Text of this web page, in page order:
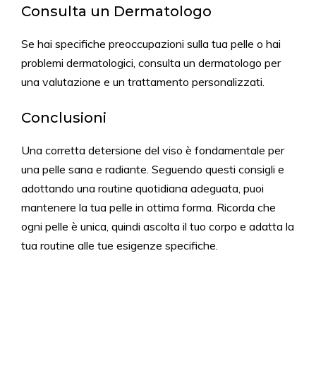
Consulta un Dermatologo
Se hai specifiche preoccupazioni sulla tua pelle o hai
problemi dermatologici, consulta un dermatologo per
una valutazione e un trattamento personalizzati.
Conclusioni
Una corretta detersione del viso è fondamentale per
una pelle sana e radiante. Seguendo questi consigli e
adottando una routine quotidiana adeguata, puoi
mantenere la tua pelle in ottima forma. Ricorda che
ogni pelle è unica, quindi ascolta il tuo corpo e adatta la
tua routine alle tue esigenze specifiche.